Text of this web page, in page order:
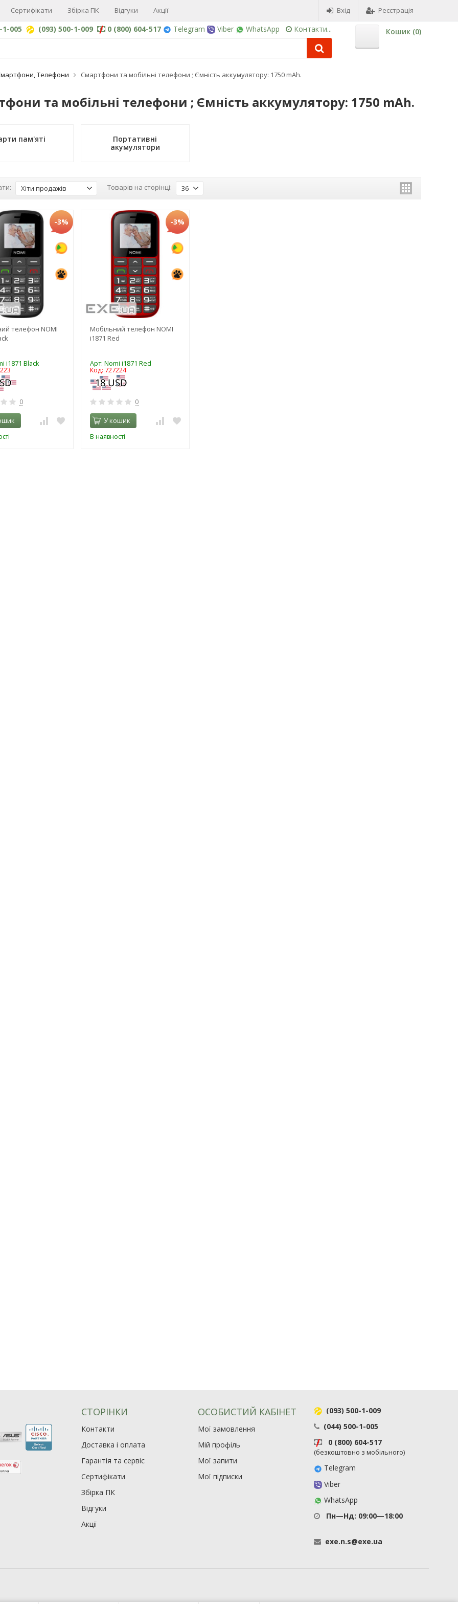
Сертифікати Збірка ПК Відгуки Акції Вхід Реєстрація
1-005 (093) 500-1-009 0 (800) 604-517 Telegram Viber WhatsApp Контакти... Кошик (0)
Телефони Смартфони та мобільні телефони ; Ємність аккумулятору: 1750 mAh.
та мобільні телефони ; Ємність аккумулятору: 1750 mAh.
пам'яті
Портативні
акумулятори
Хіти продажів Товарів на сторінці: 36
-3%
телефон NOMI
i1871 Black
0
-3%
Мобільний телефон NOMI
i1871 Red
Арт: Nomi i1871 Red
Код: 727224
0
У кошик
В наявності
СТОРІНКИ
Контакти
Доставка і оплата
Гарантія та сервіс
Сертифікати
Збірка ПК
Відгуки
Акції
ОСОБИСТИЙ КАБІНЕТ
Мої замовлення
Мій профіль
Мої запити
Мої підписки
(093) 500-1-009
(044) 500-1-005
0 (800) 604-517
(безкоштовно з мобільного)
Telegram
Viber
WhatsApp
Пн—Нд: 09:00—18:00
exe.n.s@exe.ua